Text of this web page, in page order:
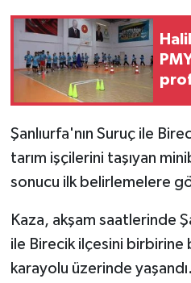
Şanlıurfa'nın Suruç ile
tarım işçilerini taşıyan
sonucu ilk belirlemelere
Kaza, akşam saatlerinde
ile Birecik ilçesini
karayolu üzerinde
Flaş Haber
Gayrimenkul
GENEL
GÜNDEM
Güvenlik
HABERDE İNSAN
İNSAN